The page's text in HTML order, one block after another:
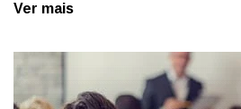
Ver mais